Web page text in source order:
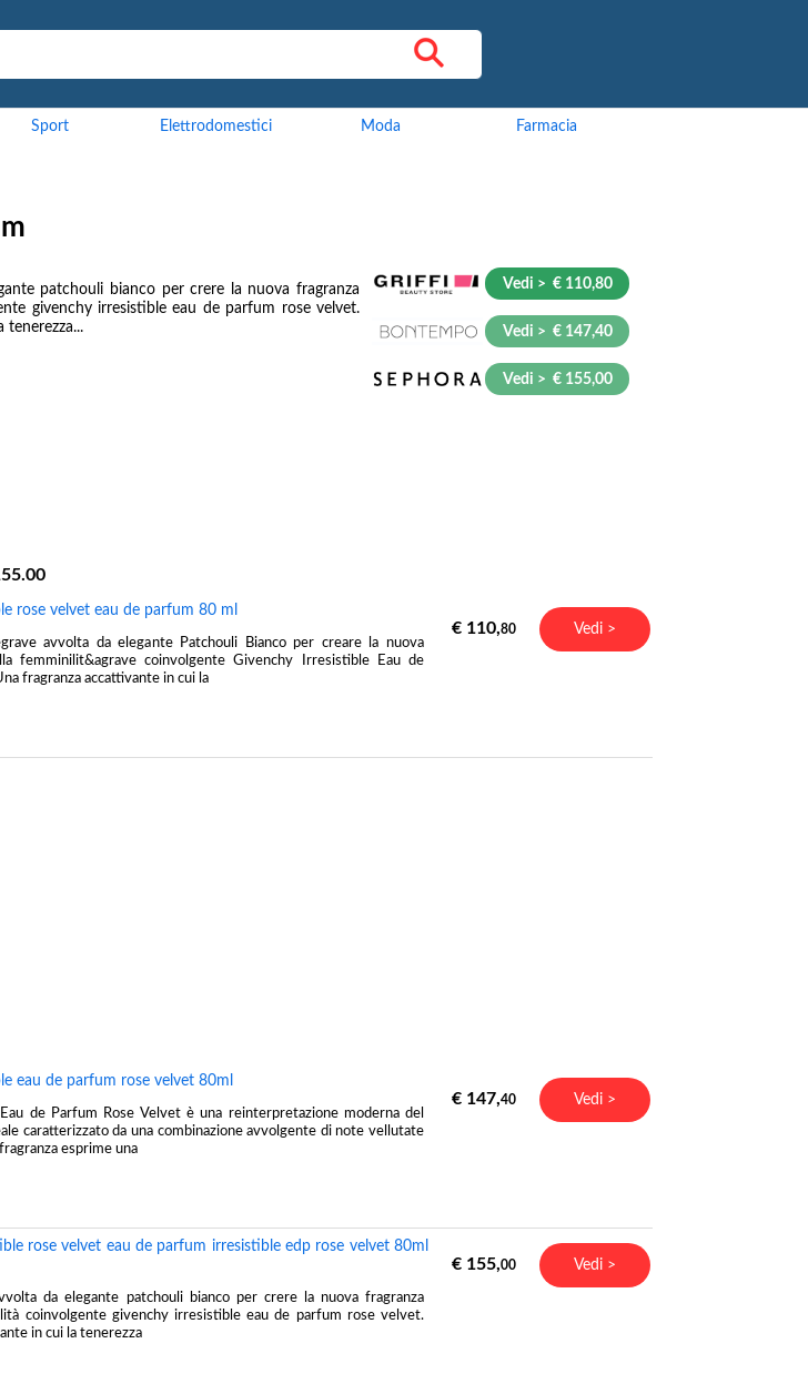
Sport Elettrodomestici Moda Farmacia
patchouli bianco per crere la nuova fragranza
givenchy irresistible eau de parfum rose velvet.
tenerezza...
Vedi > € 110,80
Vedi > € 147,40
Vedi > € 155,00
rose velvet eau de parfum 80 ml
avvolta da elegante Patchouli Bianco per creare la nuova
femminilit&agrave coinvolgente Givenchy Irresistible Eau de
fragranza accattivante in cui la
€ 110,80 Vedi >
eau de parfum rose velvet 80ml
de Parfum Rose Velvet è una reinterpretazione moderna del
caratterizzato da una combinazione avvolgente di note vellutate
esprime una
€ 147,40 Vedi >
rose velvet eau de parfum irresistible edp rose velvet 80ml
da elegante patchouli bianco per crere la nuova fragranza
coinvolgente givenchy irresistible eau de parfum rose velvet.
in cui la tenerezza
€ 155,00 Vedi >